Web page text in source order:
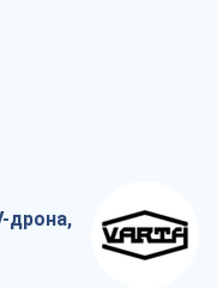
дрона,